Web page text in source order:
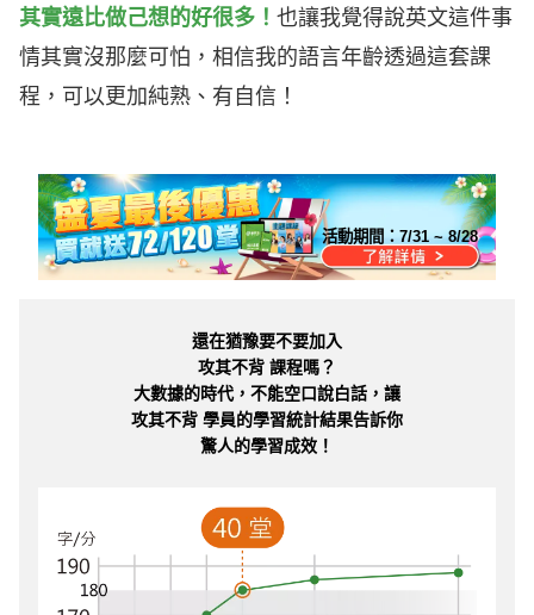
其實遠比做己想的好很多！ 也讓我覺得說英文這件事
情其實沒那麼可怕，相信我的語言年齡透過這套課
程，可以更加純熟、有自信！
活動期間：7/31 ~ 8/28
還在猶豫要不要加入
攻其不背 課程嗎？
大數據的時代，不能空口說白話，讓
攻其不背 學員的學習統計結果告訴你
驚人的學習成效！